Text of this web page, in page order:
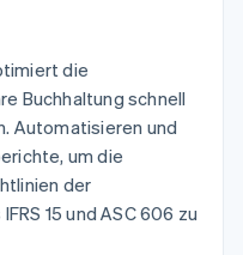
und
die
Buchhaltung schnell
Automatisieren und
um die
der
15 und ASC 606 zu